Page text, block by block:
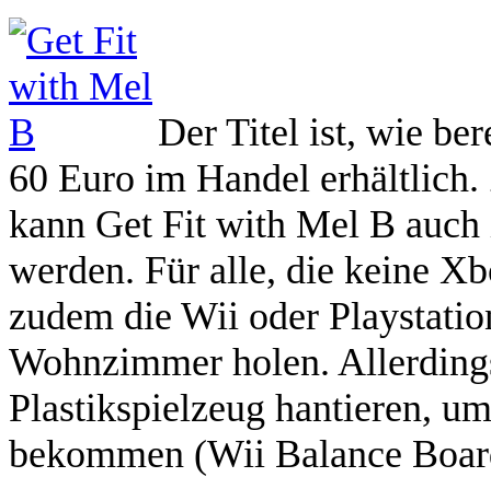
Der Titel ist, wie
60 Euro im Handel
kann Get Fit with Mel B
werden. Für alle, die keine
zudem die Wii oder
Wohnzimmer holen.
Plastikspielzeug hantieren,
bekommen (Wii Balance